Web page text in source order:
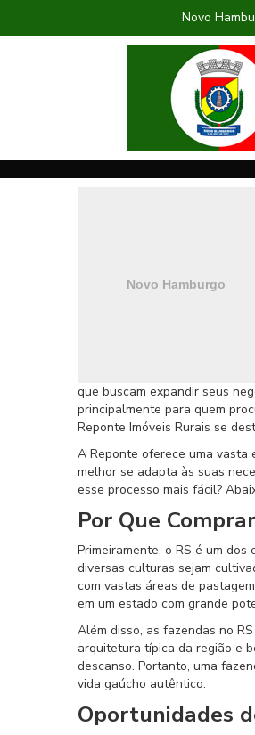
Novo
que buscam expandir seus
principalmente para quem
Reponte Imóveis Rurais se
A Reponte oferece uma vasta
melhor se adapta às suas
esse processo mais fácil?
Por Que
Primeiramente, o RS é um
diversas culturas sejam
com vastas áreas de
em um estado com grande
Além disso, as fazendas no
arquitetura típica da região e
descanso. Portanto, uma
vida gaúcho autêntico.
Oportunidades